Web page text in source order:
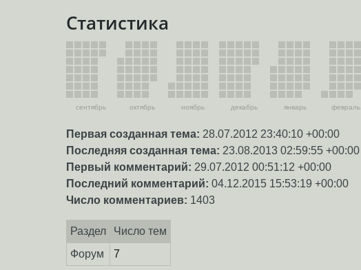
Статистика
сентябрь октябрь ноябрь декабрь январь февраль
Первая созданная тема: 28.07.2012 23:40:10 +00:00
Последняя созданная тема: 23.08.2013 02:59:55 +00:00
Первый комментарий: 29.07.2012 00:51:12 +00:00
Последний комментарий: 04.12.2015 15:53:19 +00:00
Число комментариев: 1403
Раздел
Число тем
Форум
7